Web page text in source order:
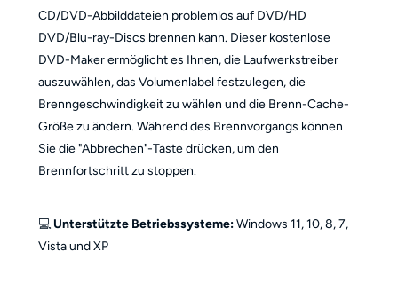
CD/DVD-Abbilddateien problemlos auf DVD/HD
DVD/Blu-ray-Discs brennen kann. Dieser kostenlose
DVD-Maker ermöglicht es Ihnen, die Laufwerkstreiber
auszuwählen, das Volumenlabel festzulegen, die
Brenngeschwindigkeit zu wählen und die Brenn-Cache-
Größe zu ändern. Während des Brennvorgangs können
Sie die "Abbrechen"-Taste drücken, um den
Brennfortschritt zu stoppen.
💻 Unterstützte Betriebssysteme:Windows 11, 10, 8, 7,
Vista und XP